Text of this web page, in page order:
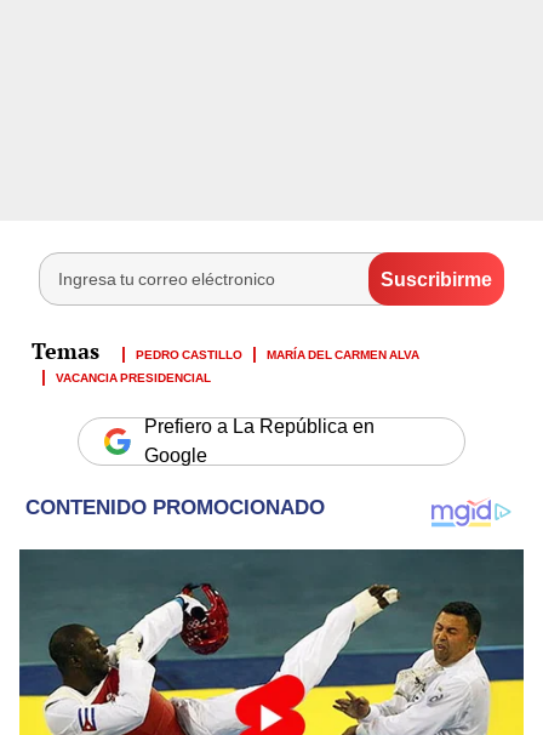
PEDRO CASTILLO
MARÍA DEL CARMEN ALVA
VACANCIA PRESIDENCIAL
Prefiero a La República en
Google